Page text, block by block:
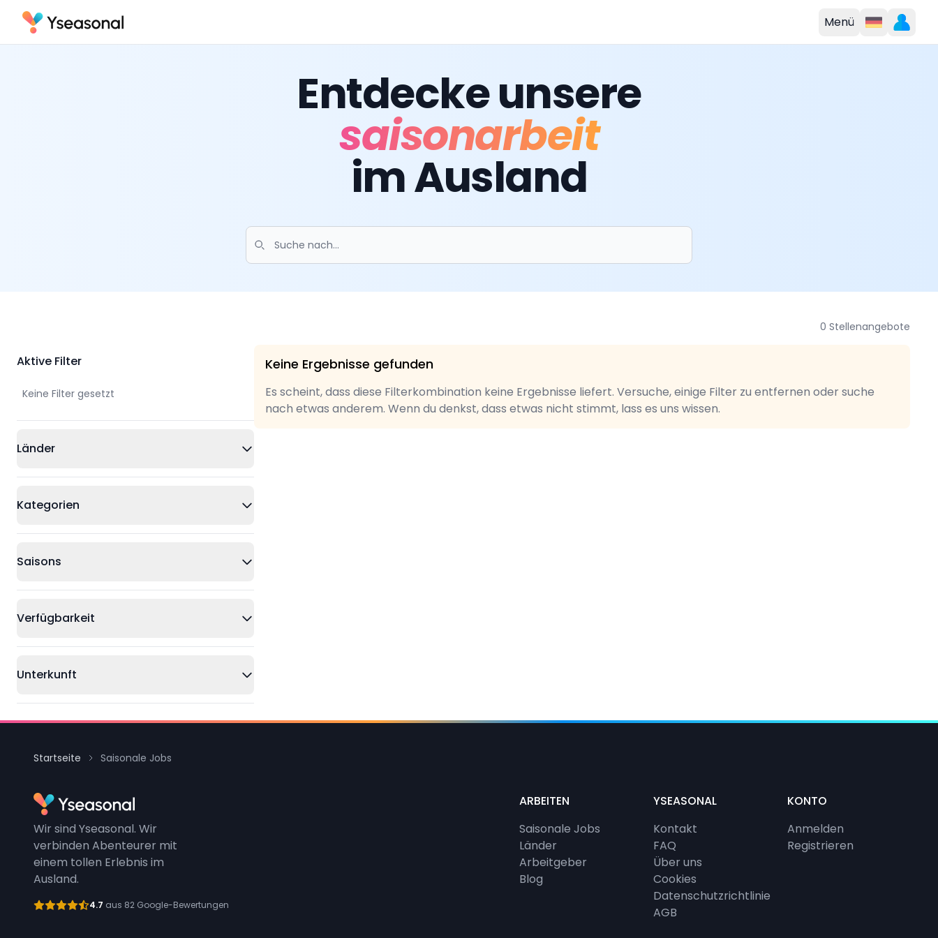
Menü
Entdecke unsere
saisonarbeit
im Ausland
0 Stellenangebote
Aktive Filter
Keine Filter gesetzt
Länder
Kategorien
Saisons
Verfügbarkeit
Unterkunft
Keine Ergebnisse gefunden
Es scheint, dass diese Filterkombination keine Ergebnisse liefert. Versuche, einige Filter zu entfernen oder suche
nach etwas anderem. Wenn du denkst, dass etwas nicht stimmt, lass es uns wissen.
Startseite Saisonale Jobs
Wir sind Yseasonal. Wir
verbinden Abenteurer mit
einem tollen Erlebnis im
Ausland.
4.7 aus 82 Google-Bewertungen
ARBEITEN
Saisonale Jobs
Länder
Arbeitgeber
Blog
YSEASONAL
Kontakt
FAQ
Über uns
Cookies
Datenschutzrichtlinie
AGB
KONTO
Anmelden
Registrieren